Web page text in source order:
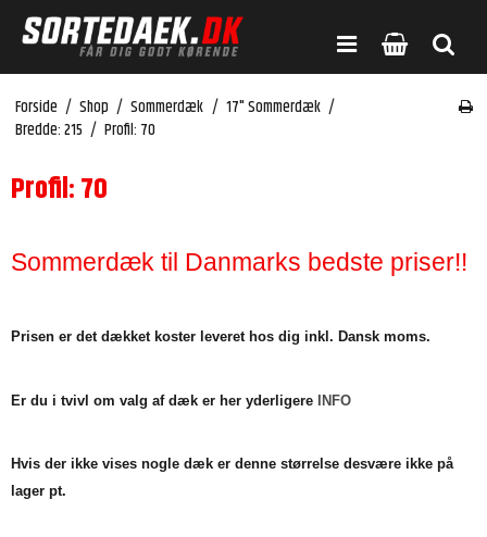
Forside / Shop / Sommerdæk / 17" Sommerdæk /
Bredde: 215 / Profil: 70
Profil: 70
Sommerdæk til Danmarks bedste priser!!
Prisen er det dækket koster leveret hos dig inkl. Dansk moms.
Er du i tvivl om valg af dæk er her yderligere INFO
Hvis der ikke vises nogle dæk er denne størrelse desvære ikke på
lager pt.